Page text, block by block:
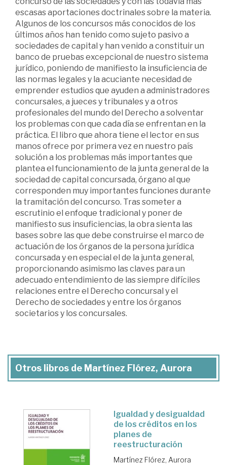
escasas aportaciones doctrinales sobre la materia.
Algunos de los concursos más conocidos de los
últimos años han tenido como sujeto pasivo a
sociedades de capital y han venido a constituir un
banco de pruebas excepcional de nuestro sistema
jurídico, poniendo de manifiesto la insuficiencia de
las normas legales y la acuciante necesidad de
emprender estudios que ayuden a administradores
concursales, a jueces y tribunales y a otros
profesionales del mundo del Derecho a solventar
los problemas con que cada día se enfrentan en la
práctica. El libro que ahora tiene el lector en sus
manos ofrece por primera vez en nuestro país
solución a los problemas más importantes que
plantea el funcionamiento de la junta general de la
sociedad de capital concursada, órgano al que
corresponden muy importantes funciones durante
la tramitación del concurso. Tras someter a
escrutinio el enfoque tradicional y poner de
manifiesto sus insuficiencias, la obra sienta las
bases sobre las que debe construirse el marco de
actuación de los órganos de la persona jurídica
concursada y en especial el de la junta general,
proporcionando asimismo las claves para un
adecuado entendimiento de las siempre difíciles
relaciones entre el Derecho concursal y el
Derecho de sociedades y entre los órganos
societarios y los concursales.
Otros libros de Martínez Flórez, Aurora
Igualdad y desigualdad
de los créditos en los
planes de
reestructuración
Martínez Flórez, Aurora